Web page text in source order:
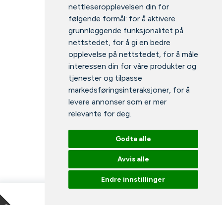
nettleseropplevelsen din for
følgende formål: for å aktivere
grunnleggende funksjonalitet på
nettstedet, for å gi en bedre
opplevelse på nettstedet, for å måle
interessen din for våre produkter og
tjenester og tilpasse
markedsføringsinteraksjoner, for å
levere annonser som er mer
relevante for deg.
Godta alle
Avvis alle
Endre innstillinger